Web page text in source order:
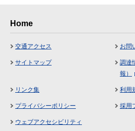
Home
交通アクセス お問
サイトマップ
調達
報）
リンク集 利用
プライバシーポリシー 採用
ウェブアクセシビリティ